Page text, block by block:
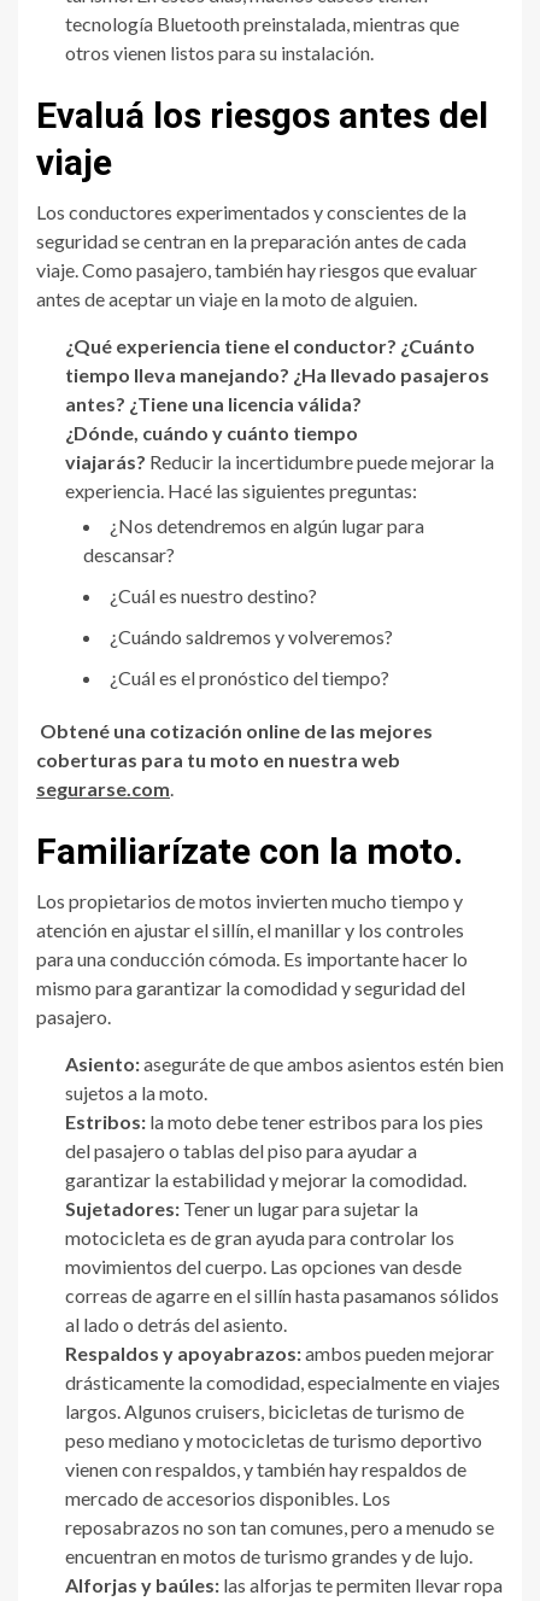
tecnología Bluetooth preinstalada, mientras que
otros vienen listos para su instalación.
Evaluá los riesgos antes del
viaje
Los conductores experimentados y conscientes de la
seguridad se centran en la preparación antes de cada
viaje. Como pasajero, también hay riesgos que evaluar
antes de aceptar un viaje en la moto de alguien.
¿Qué experiencia tiene el conductor? ¿Cuánto
tiempo lleva manejando? ¿Ha llevado pasajeros
antes? ¿Tiene una licencia válida?
¿Dónde, cuándo y cuánto tiempo
viajarás? Reducir la incertidumbre puede mejorar la
experiencia. Hacé las siguientes preguntas:
¿Nos detendremos en algún lugar para
descansar?
¿Cuál es nuestro destino?
¿Cuándo saldremos y volveremos?
¿Cuál es el pronóstico del tiempo?
Obtené una cotización online de las mejores
coberturas para tu moto en nuestra web
segurarse.com.
Familiarízate con la moto.
Los propietarios de motos invierten mucho tiempo y
atención en ajustar el sillín, el manillar y los controles
para una conducción cómoda. Es importante hacer lo
mismo para garantizar la comodidad y seguridad del
pasajero.
Asiento:aseguráte de que ambos asientos estén bien
sujetos a la moto.
Estribos: la moto debe tener estribos para los pies
del pasajero o tablas del piso para ayudar a
garantizar la estabilidad y mejorar la comodidad.
Sujetadores: Tener un lugar para sujetar la
motocicleta es de gran ayuda para controlar los
movimientos del cuerpo. Las opciones van desde
correas de agarre en el sillín hasta pasamanos sólidos
al lado o detrás del asiento.
Respaldos y apoyabrazos:ambos pueden mejorar
drásticamente la comodidad, especialmente en viajes
largos. Algunos cruisers, bicicletas de turismo de
peso mediano y motocicletas de turismo deportivo
vienen con respaldos, y también hay respaldos de
mercado de accesorios disponibles. Los
reposabrazos no son tan comunes, pero a menudo se
encuentran en motos de turismo grandes y de lujo.
Alforjas y baúles: las alforjas te permiten llevar ropa